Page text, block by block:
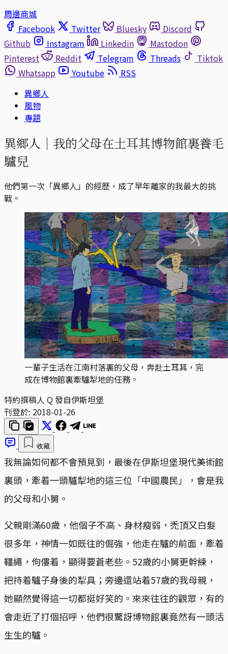
周邊商城
Facebook
Twitter Bluesky
Discord
Github
Instagram Linkedin
Mastodon
Pinterest
Reddit Telegram Threads
Tiktok
Whatsapp
Youtube
RSS
異鄉人
風物
專題
異鄉人｜我的父母在土耳其博物館裏養毛
驢兒
他們第一次「異鄉人」的經歷，成了早年離家的我最大的挑
戰。
一輩子生活在江南村落裏的父母，奔赴土耳其，完
成在博物館裏牽驢犁地的任務。
特約撰稿人 Q 發自伊斯坦堡
刊登於: 2018-01-26
收藏
我無論如何都不會預見到，最後在伊斯坦堡現代美術館
裏頭，牽着一頭驢犁地的這三位「中國農民」，會是我
的父母和小舅。
父親剛滿60歲，他個子不高、身材瘦弱，禿頂又白髮
很多年，神情一如既往的倔強，他走在驢的前面，牽着
韁繩，佝僂着，顯得要蒼老些。52歲的小舅更幹練，
把持着驢子身後的犁具；旁邊還站着57歲的我母親，
她顯然覺得這一切都挺好笑的。來來往往的觀眾，有的
會走近了打個招呼，他們很驚訝博物館裏竟然有一頭活
生生的驢。